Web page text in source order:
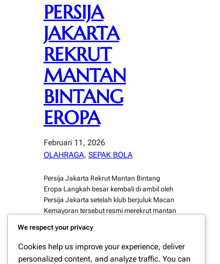
PERSIJA
JAKARTA
REKRUT
MANTAN
BINTANG
EROPA
Februari 11, 2026
OLAHRAGA, SEPAK BOLA
Persija Jakarta Rekrut Mantan Bintang
Eropa Langkah besar kembali di ambil oleh
Persija Jakarta setelah klub berjuluk Macan
Kemayoran tersebut resmi merekrut mantan
di kompetisi mendatang. Perekrutan ini
tidak hanya di pandang sebagai strategi
teknis semata, tetapi juga sebagai
We respect your privacy
Cookies help us improve your experience, deliver
personalized content, and analyze traffic. You can